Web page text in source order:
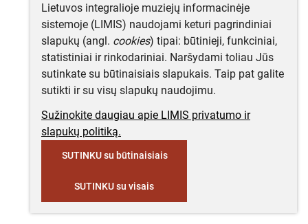
Lietuvos integralioje muziejų informacinėje
sistemoje (LIMIS) naudojami keturi pagrindiniai
slapukų (angl. cookies) tipai: būtinieji, funkciniai,
statistiniai ir rinkodariniai. Naršydami toliau Jūs
sutinkate su būtinaisiais slapukais. Taip pat galite
sutikti ir su visų slapukų naudojimu.
Sužinokite daugiau apie LIMIS privatumo ir
slapukų politiką.
SUTINKU su būtinaisiais
SUTINKU su visais